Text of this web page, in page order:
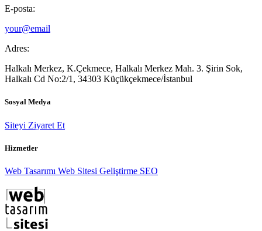
E-posta:
your@email
Adres:
Halkalı Merkez, K.Çekmece, Halkalı Merkez Mah. 3. Şirin Sok,
Halkalı Cd No:2/1, 34303 Küçükçekmece/İstanbul
Sosyal Medya
Siteyi Ziyaret Et
Hizmetler
Web Tasarımı Web Sitesi Geliştirme SEO